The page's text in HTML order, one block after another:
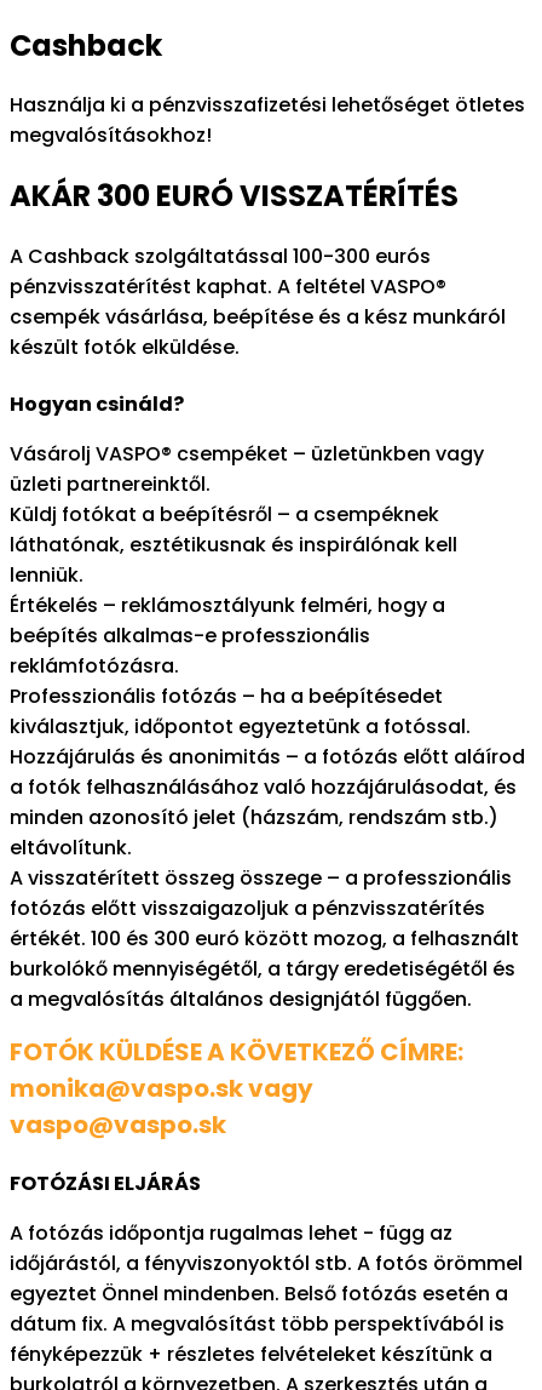
Cashback
Használja ki a pénzvisszafizetési lehetőséget ötletes
megvalósításokhoz!
AKÁR 300 EURÓ VISSZATÉRÍTÉS
A Cashback szolgáltatással 100-300 eurós
pénzvisszatérítést kaphat. A feltétel VASPO®
csempék vásárlása, beépítése és a kész munkáról
készült fotók elküldése.
Hogyan csináld?
Vásárolj VASPO® csempéket – üzletünkben vagy
üzleti partnereinktől.
Küldj fotókat a beépítésről – a csempéknek
láthatónak, esztétikusnak és inspirálónak kell
lenniük.
Értékelés – reklámosztályunk felméri, hogy a
beépítés alkalmas-e professzionális
reklámfotózásra.
Professzionális fotózás – ha a beépítésedet
kiválasztjuk, időpontot egyeztetünk a fotóssal.
Hozzájárulás és anonimitás – a fotózás előtt aláírod
a fotók felhasználásához való hozzájárulásodat, és
minden azonosító jelet (házszám, rendszám stb.)
eltávolítunk.
A visszatérített összeg összege – a professzionális
fotózás előtt visszaigazoljuk a pénzvisszatérítés
értékét. 100 és 300 euró között mozog, a felhasznált
burkolókő mennyiségétől, a tárgy eredetiségétől és
a megvalósítás általános designjától függően.
FOTÓK KÜLDÉSE A KÖVETKEZŐ CÍMRE:
monika@vaspo.sk vagy
vaspo@vaspo.sk
FOTÓZÁSI ELJÁRÁS
A fotózás időpontja rugalmas lehet - függ az
időjárástól, a fényviszonyoktól stb. A fotós örömmel
egyeztet Önnel mindenben. Belső fotózás esetén a
dátum fix. A megvalósítást több perspektívából is
fényképezzük + részletes felvételeket készítünk a
burkolatról a környezetben. A szerkesztés után a